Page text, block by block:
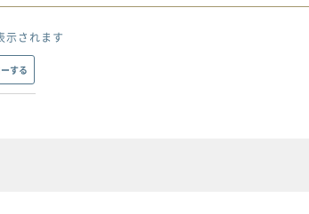
示されます
する